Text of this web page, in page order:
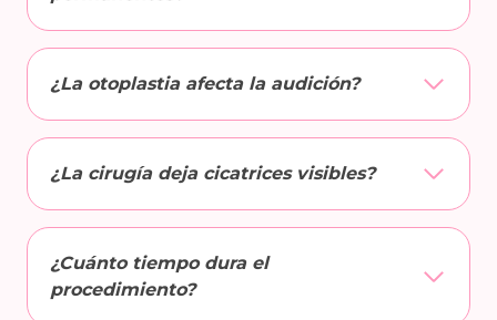
¿La otoplastia afecta la audición?
¿La cirugía deja cicatrices visibles?
¿Cuánto tiempo dura el
procedimiento?